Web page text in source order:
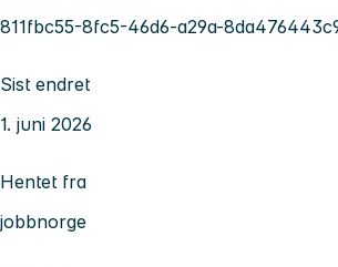
811fbc55-8fc5-46d6-a29a-
Sist endret
1. juni 2026
Hentet fra
jobbnorge